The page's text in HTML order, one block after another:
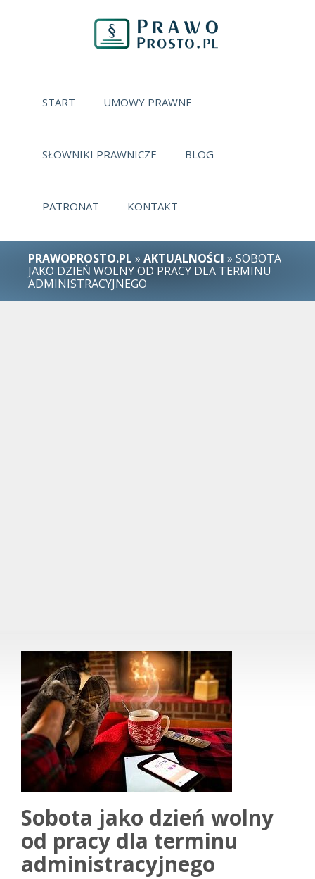
START UMOWY PRAWNE
SŁOWNIKI PRAWNICZE BLOG
PATRONAT KONTAKT
PRAWOPROSTO.PL » AKTUALNOŚCI » SOBOTA
JAKO DZIEŃ WOLNY OD PRACY DLA TERMINU
ADMINISTRACYJNEGO
Sobota jako dzień wolny
od pracy dla terminu
administracyjnego